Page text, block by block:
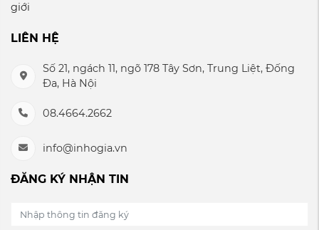
giới
LIÊN HỆ
Số 21, ngách 11, ngõ 178 Tây Sơn, Trung Liệt, Đống
Đa, Hà Nội
08.4664.2662
info@inhogia.vn
ĐĂNG KÝ NHẬN TIN